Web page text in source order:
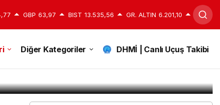
GBP 63,97 BIST 13.535,56 GR. ALTIN 6.201,10
Diğer Kategoriler DHMİ | Canlı Uçuş Takibi